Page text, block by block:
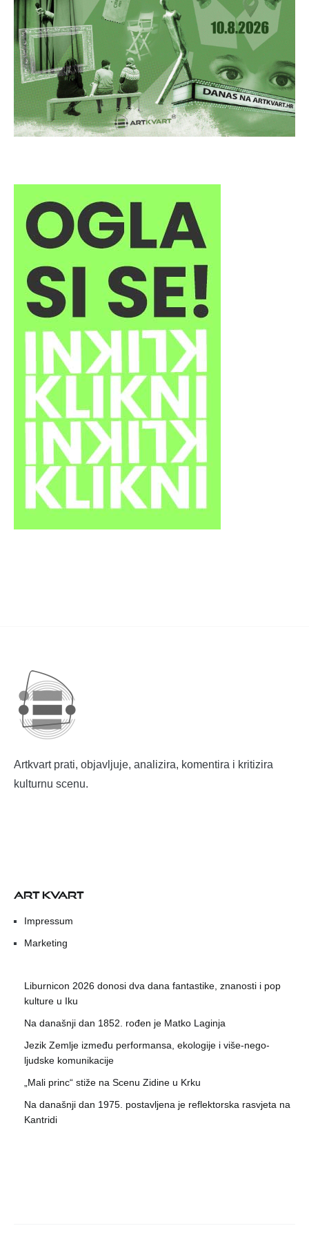
Artkvart prati, objavljuje, analizira, komentira i kritizira
kulturnu scenu.
ART KVART
Impressum
Marketing
Liburnicon 2026 donosi dva dana fantastike, znanosti i pop
kulture u Iku
Na današnji dan 1852. rođen je Matko Laginja
Jezik Zemlje između performansa, ekologije i više-nego-
ljudske komunikacije
„Mali princ“ stiže na Scenu Zidine u Krku
Na današnji dan 1975. postavljena je reflektorska rasvjeta na
Kantridi